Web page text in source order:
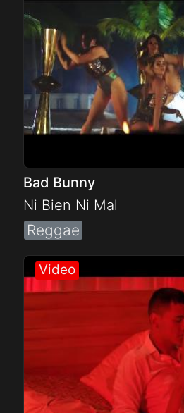
Bad Bunny
Ni Bien Ni Mal
Reggae